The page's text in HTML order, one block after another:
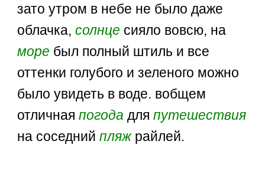
зато утром в небе не было даже
облачка,солнце сияло вовсю, на
море был полный штиль и все
оттенки голубого и зеленого можно
было увидеть в воде. вобщем
отличнаяпогода дляпутешествия
на соседнийпляжрайлей.